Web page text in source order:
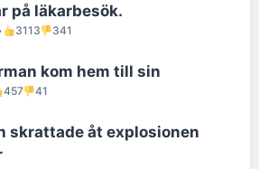
på läkarbesök.
3113 341
kom hem till sin
457 41
skrattade åt explosionen